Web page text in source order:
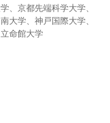
、京都先端科学大学、
大学、神戸国際大学、
命館大学